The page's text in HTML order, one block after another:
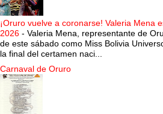
¡Oruro vuelve a coronarse! Valeria Mena
2026 - Valeria Mena, representante de
de este sábado como Miss Bolivia
la final del certamen naci...
Carnaval de Oruro